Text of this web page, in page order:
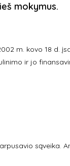
mokymus.
m. kovo 18 d.
ir jo
sąveika.